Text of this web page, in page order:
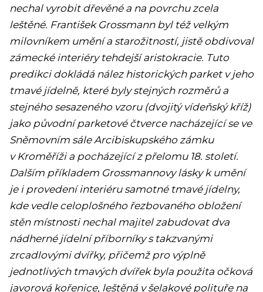
nechal vyrobit dřevěné a na povrchu zcela
leštěné. František Grossmann byl též velkým
milovníkem umění a starožitností, jistě obdivoval
zámecké interiéry tehdejší aristokracie. Tuto
predikci dokládá nález historických parket v jeho
tmavé jídelně, které byly stejných rozměrů a
stejného sesazeného vzoru (dvojitý vídeňský kříž)
jako původní parketové čtverce nacházející se ve
Sněmovním sále Arcibiskupského zámku
v Kroměříži a pocházející z přelomu 18. století.
Dalším příkladem Grossmannovy lásky k umění
je i provedení interiéru samotné tmavé jídelny,
kde vedle celoplošného řezbovaného obložení
stěn místnosti nechal majitel zabudovat dva
nádherné jídelní příborníky s takzvanými
zrcadlovými dvířky, přičemž pro výplně
jednotlivých tmavých dvířek byla použita očková
javorová kořenice, leštěná v šelakové polituře na